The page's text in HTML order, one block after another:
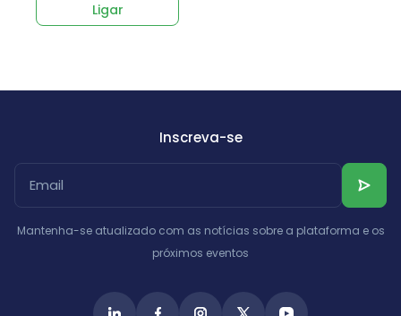
Ligar
Inscreva-se
Mantenha-se atualizado com as notícias sobre a plataforma e os
próximos eventos